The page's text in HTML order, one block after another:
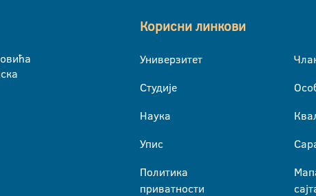
Корисни линкови
Универзитет
Студије
Наука
Упис
Политика
приватности